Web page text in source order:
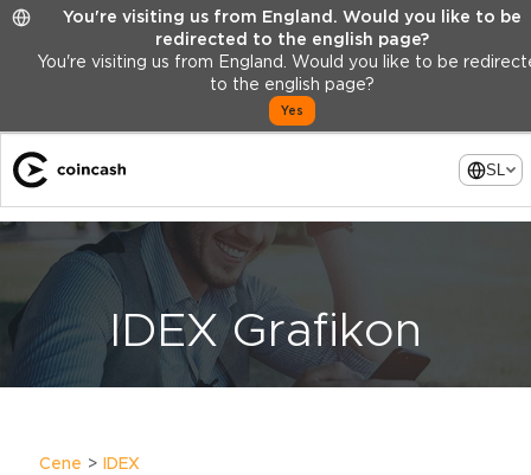
You're visiting us from England. Would you like to be
redirected to the english page?
You're visiting us from England. Would you like to be
to the english page?
Yes
SL
IDEX Grafikon
Cene IDEX